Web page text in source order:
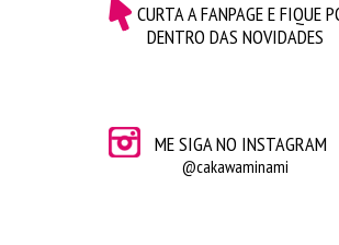
CURTA A FANPAGE E FIQUE
DENTRO DAS NOVIDADES
ME SIGA NO INSTAGRAM
@cakawaminami